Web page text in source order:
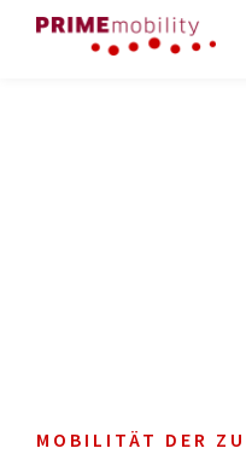
MOBILITÄT DER